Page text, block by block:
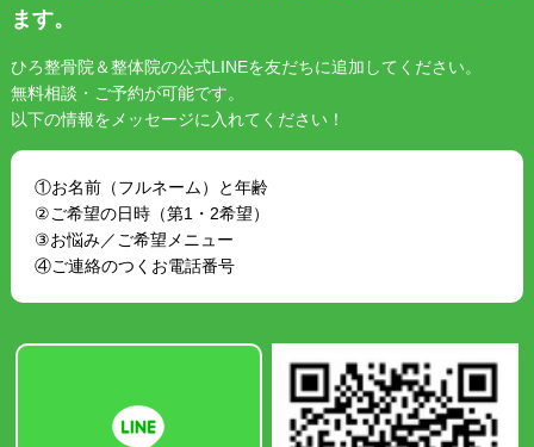
ます。
ひろ整骨院＆整体院の公式LINEを友だちに追加してください。
無料相談・ご予約が可能です。
以下の情報をメッセージに入れてください！
①お名前（フルネーム）と年齢
②ご希望の日時（第1・2希望）
③お悩み／ご希望メニュー
④ご連絡のつくお電話番号